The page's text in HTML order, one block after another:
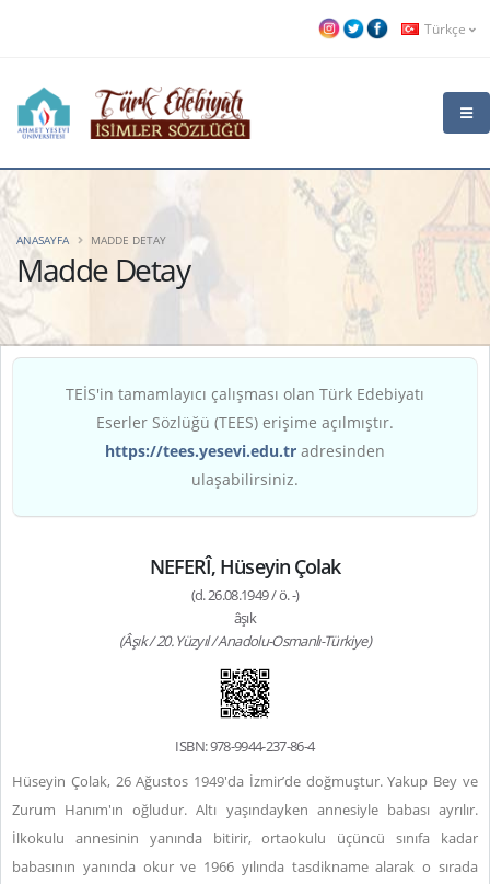
Türkçe
Madde Detay
ANASAYFA MADDE DETAY
TEİS'in tamamlayıcı çalışması olan Türk Edebiyatı
Eserler Sözlüğü (TEES) erişime açılmıştır.
https://tees.yesevi.edu.tr adresinden
ulaşabilirsiniz.
NEFERÎ, Hüseyin Çolak
(d. 26.08.1949 / ö. -)
âşık
(Âşık / 20. Yüzyıl / Anadolu-Osmanlı-Türkiye)
ISBN: 978-9944-237-86-4
Hüseyin Çolak, 26 Ağustos 1949'da İzmir’de doğmuştur.Yakup Bey ve
Zurum Hanım'ın oğludur.Altı yaşındayken annesiyle babası ayrılır.
İlkokulu annesinin yanında bitirir, ortaokulu üçüncü sınıfa kadar
babasının yanında okur ve 1966 yılında tasdikname alarak o sırada